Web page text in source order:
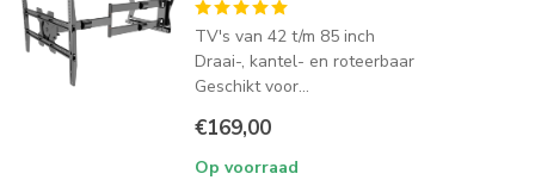
TV's van 42 t/m 85 inch
Draai-, kantel- en roteerbaar
Geschikt voor...
€169,00
Op voorraad